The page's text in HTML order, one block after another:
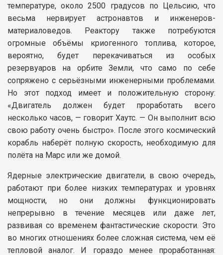
температуре, около 2500 градусов по Цельсию, что
весьма нервирует астронавтов и инженеров-
материаловедов. Реактору также потребуются
огромные объёмы криогенного топлива, которое,
вероятно, будет перекачиваться из особых
резервуаров на орбите Земли, что само по себе
сопряжено с серьёзными инженерными проблемами.
Но этот подход имеет и положительную сторону:
«Двигатель должен будет проработать всего
несколько часов, — говорит Хаутс. — Он выполнит всю
свою работу очень быстро». После этого космический
корабль наберёт полную скорость, необходимую для
полёта на Марс или же домой.
Ядерные электрические двигатели, в свою очередь,
работают при более низких температурах и уровнях
мощности, но они должны функционировать
непрерывно в течение месяцев или даже лет,
развивая со временем фантастические скорости. Это
во многих отношениях более сложная система, чем её
тепловой аналог. И гораздо менее проработанная: